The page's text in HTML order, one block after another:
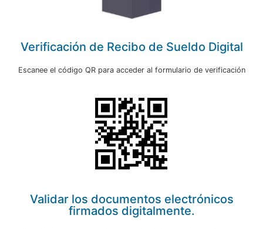
Verificación de Recibo de Sueldo Digital
Escanee el código QR para acceder al formulario de verificación
Validar los documentos electrónicos
firmados digitalmente.